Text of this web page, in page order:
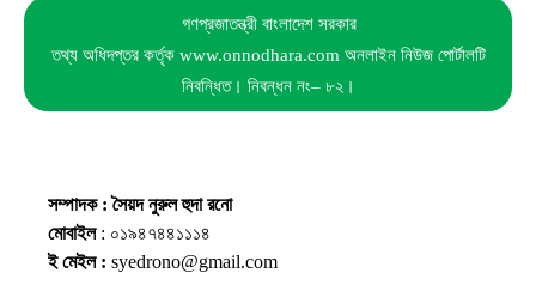
গণপ্রজাতন্ত্রী বাংলাদেশ সরকার
তথ্য অধিদপ্তর কর্তৃক www.onnodhara.com অনলাইন নিউজ পোর্টালটি
নিবন্ধিত। নিবন্ধন নং– ৮২।
সম্পাদক : সৈয়দ নুরুল হুদা রনো
মোবাইল: ০১৯৪৭৪৪১১১৪
ই মেইল : syedrono@gmail.com